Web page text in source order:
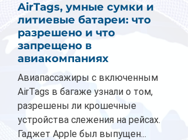
AirTags, умные сумки и
литиевые батареи: что
разрешено и что
запрещено в
авиакомпаниях
Авиапассажиры с включенным
AirTags в багаже узнали о том,
разрешены ли крошечные
устройства слежения на рейсах.
Гаджет Apple был выпущен...